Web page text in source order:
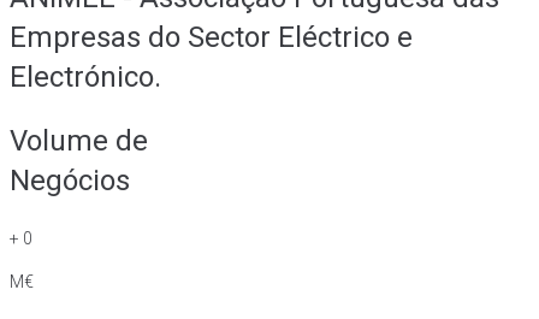
Empresas do Sector Eléctrico e
Electrónico.
Volume de
Negócios
+ 0
M€